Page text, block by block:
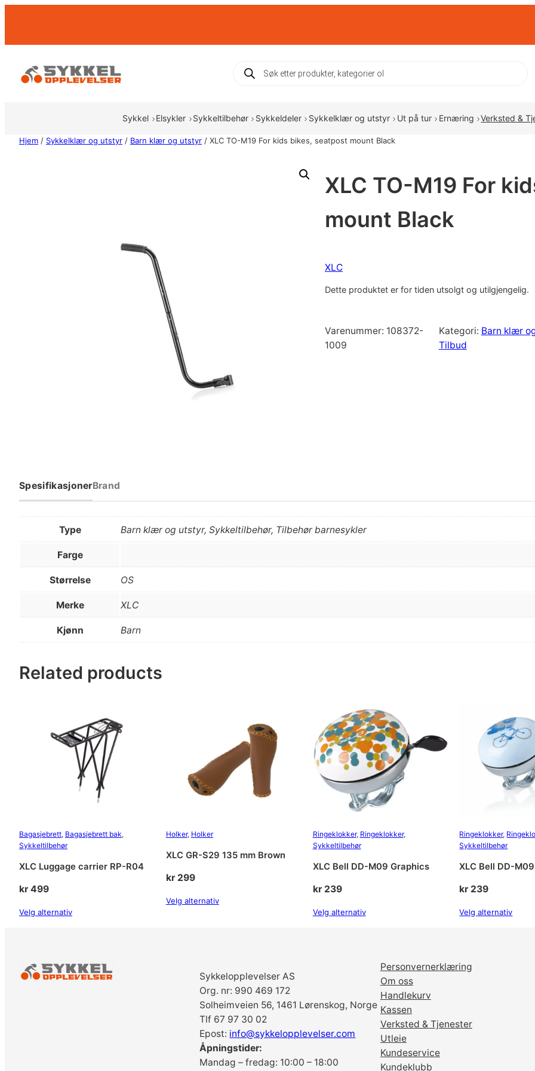
Products
search
Sykkel Elsykler Sykkeltilbehør Sykkeldeler Sykkelklær og utstyr Ut på tur Ernæring Verksted &
Hjem / Sykkelklær og utstyr / Barn klær og utstyr / XLC TO-M19 For kids bikes, seatpost mount Black
XLC TO-M19 For
mount Black
XLC
Dette produktet er for tiden utsolgt og utilgjengelig.
Varenummer: 108372-
1009
Kategori: Barn klær
Tilbud
SpesifikasjonerBrand
Type Barn klær og utstyr, Sykkeltilbehør, Tilbehør barnesykler
Farge
Størrelse OS
Merke XLC
Kjønn Barn
Related products
Bagasjebrett, Bagasjebrett bak
Sykkeltilbehør
XLC Luggage carrier RP-R04
kr 499
Velg alternativ
Holker, Holker
XLC GR-S29 135 mm Brown
kr299
Velg alternativ
Ringeklokker, Ringeklokker
Sykkeltilbehør
XLC Bell DD-M09 Graphics
kr239
Velg alternativ
Ringeklokker,
Sykkeltilbehør
XLC Bell DD-
kr 239
Velg alternativ
Sykkelopplevelser AS
Org. nr: 990 469 172
Solheimveien 56, 1461 Lørenskog, Norge
Tlf 67 97 30 02
Epost: info@sykkelopplevelser.com
Åpningstider:
Mandag – fredag: 10:00 – 18:00
Personvernerklæring
Om oss
Handlekurv
Kassen
Verksted & Tjenester
Utleie
Kundeservice
Kundeklubb